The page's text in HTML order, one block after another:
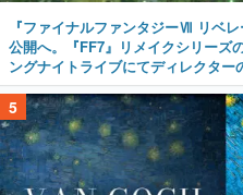
『ファイナルファンタジーⅦ リベ
公開へ。『FF7』リメイクシリー
ングナイトライブにてディレクター
5